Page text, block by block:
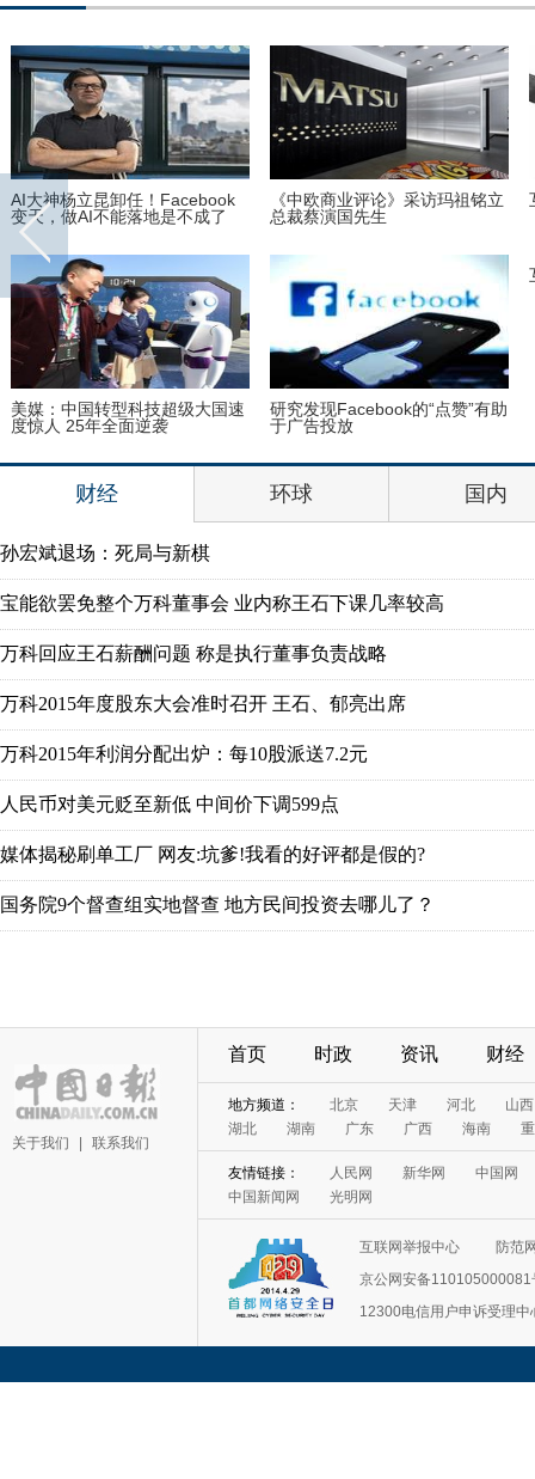
关于我们 联系我们
首页 时政 资讯 财经
互联网举报中心
防范
京公网安备110105000081
12300电信用户申诉受理中